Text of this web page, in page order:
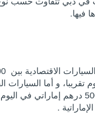
فيها.
و أما السيارات
الأسعار من حوالي 500 درهم إماراتي
.